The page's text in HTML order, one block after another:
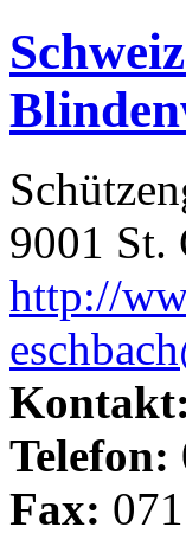
9001 St.
http://
Kontakt:
Telefon:
Fax: